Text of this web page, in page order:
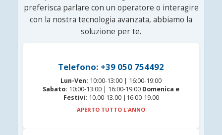
preferisca parlare con un operatore o interagire
con la nostra tecnologia avanzata, abbiamo la
soluzione per te.
Telefono: +39 050 754492
Lun-Ven: 10:00-13:00 | 16:00-19:00
Sabato: 10:00-13:00 | 16:00-19:00 Domenica e
Festivi: 10.00-13.00 |16.00-19.00
APERTO TUTTO L'ANNO